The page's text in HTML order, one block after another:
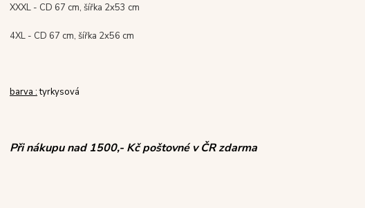
XXXL - CD 67 cm, šířka 2x53 cm
4XL - CD 67 cm, šířka 2x56 cm
barva :tyrkysová
Při nákupu nad 1500,- Kč poštovné v ČR zdarma